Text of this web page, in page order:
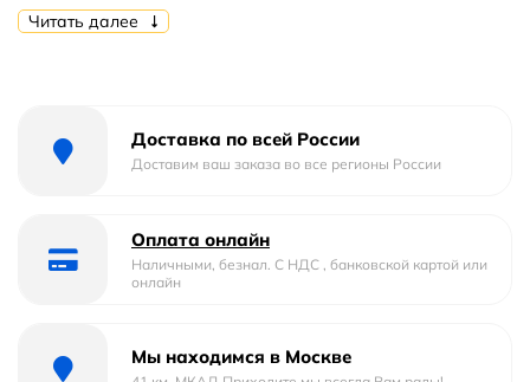
Управление: термостат.
Механизм: термостатический картридж Vernet.
Встроенный пластиковый аэратор Neoperl
Керамический поворотный переключатель.
Верхний душ: 300х200 мм, 112 форсунок,
градусов.
Читать далее
Доставка по всей России
Доставим ваш заказа во все регионы России
Оплата онлайн
Наличными, безнал. С НДС , банковской картой или
онлайн
Мы находимся в Москве